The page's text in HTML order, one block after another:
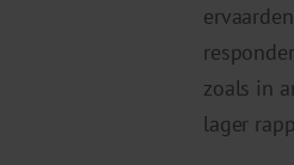
zoals in
lager